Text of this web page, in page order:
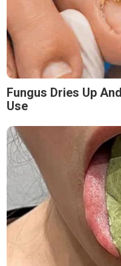
Fungus Dries Up
Use